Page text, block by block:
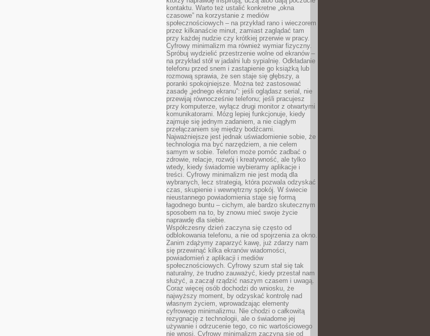
kontaktu. Warto też ustalić konkretne „okna
czasowe” na korzystanie z mediów
społecznościowych – na przykład rano i wieczorem
przez kilkanaście minut, zamiast zaglądać tam
przy każdej nudzie czy krótkiej przerwie w pracy.
Cyfrowy minimalizm ma również wymiar fizyczny.
Spróbuj wydzielić przestrzenie wolne od ekranów –
na przykład stół w jadalni lub sypialnię. Odkładanie
telefonu przed snem i zastąpienie go książką lub
rozmową sprawia, że sen staje się głębszy, a
poranki spokojniejsze. Można też zastosować
zasadę „jednego ekranu”: jeśli oglądasz serial, nie
przewijaj równocześnie telefonu; jeśli pracujesz
przy komputerze, wyłącz drugi monitor z otwartymi
komunikatorami. Mózg lepiej funkcjonuje, kiedy
zajmuje się jednym zadaniem, a nie ciągłym
przełączaniem się między bodźcami.
Najważniejsze jest jednak uświadomienie sobie, że
technologia ma być narzędziem, a nie celem
samym w sobie. Telefon może pomóc zadbać o
zdrowie, relacje, rozwój i kreatywność, ale tylko
wtedy, kiedy świadomie wybieramy aplikacje i
treści. Cyfrowy minimalizm nie jest modą dla
wybranych, lecz strategią, która pozwala odzyskać
czas, skupienie i wewnętrzny spokój. W świecie
nieustannego powiadomienia staje się formą
łagodnego buntu – cichym, ale bardzo skutecznym
sposobem na to, by znowu mieć swoje życie
naprawdę dla siebie.
Współczesny dzień zaczyna się często od
odblokowania telefonu, a nie od spojrzenia za okno.
Zanim zdążymy zaparzyć kawę, już zdarzy nam
się przewinąć kilka ekranów wiadomości,
powiadomień z aplikacji i mediów
społecznościowych. Cyfrowy szum stał się tak
naturalny, że trudno zauważyć, kiedy przestał nam
służyć, a zaczął rządzić naszym czasem i uwagą.
Coraz więcej osób dochodzi do wniosku, że
najwyższy moment, by odzyskać kontrolę nad
własnym życiem, wprowadzając elementy
cyfrowego minimalizmu. Nie chodzi o całkowitą
rezygnację z technologii, ale o świadome jej
używanie i odrzucenie tego, co nic wartościowego
nie wnosi. Cyfrowy minimalizm zaczyna się od